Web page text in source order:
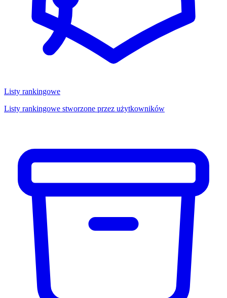
Listy rankingowe
Listy rankingowe stworzone przez użytkowników